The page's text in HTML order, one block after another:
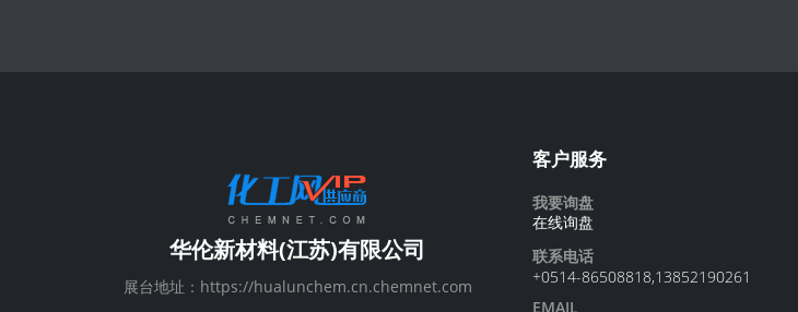
华伦新材料(江苏)有限公司
展台地址：https://hualunchem.cn.chemnet.com
客户服务
我要询盘
在线询盘
联系电话
+0514-86508818,13852190261
EMAIL